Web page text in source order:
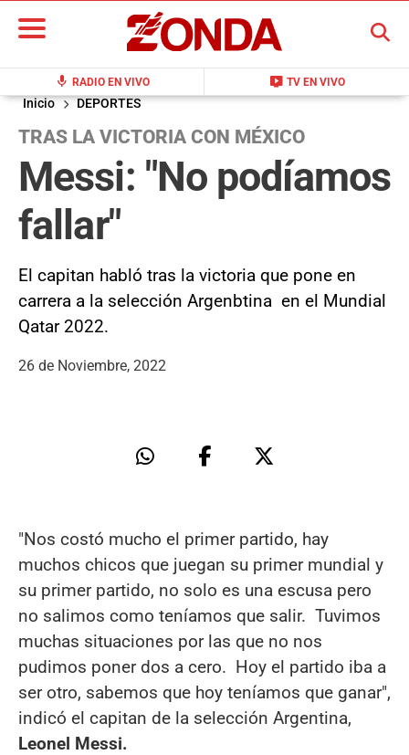
mic RADIO EN VIVO live_tv TV EN VIVO
BUSCAR
Inicio DEPORTES
TRAS LA VICTORIA CON MÉXICO
Messi: "No podíamos
fallar"
El capitan habló tras la victoria que pone en
carrera a la selección Argenbtina en el Mundial
Qatar 2022.
26 de Noviembre, 2022
"Nos costó mucho el primer partido, hay
muchos chicos que juegan su primer mundial y
su primer partido, no solo es una escusa pero
no salimos como teníamos que salir. Tuvimos
muchas situaciones por las que no nos
pudimos poner dos a cero. Hoy el partido iba a
ser otro, sabemos que hoy teníamos que ganar",
indicó el capitan de la selección Argentina,
Leonel Messi.